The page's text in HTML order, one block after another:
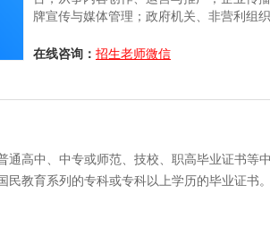
牌宣传与媒体管理；政府机关、非营利组
发展，内容营销、数据分析、新媒体策略
在线咨询： 招生老师微信
通高中、中专或师范、技校、职高毕业证书等
民教育系列的专科或专科以上学历的毕业证书。